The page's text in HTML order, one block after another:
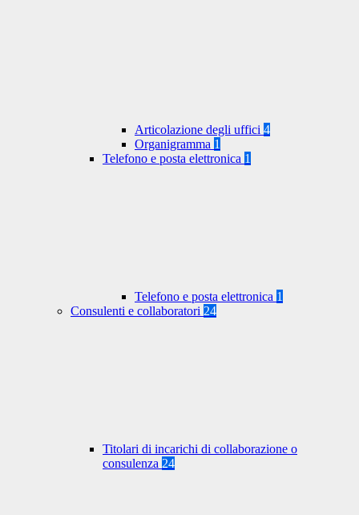
Articolazione degli uffici 4
Organigramma 1
Telefono e posta elettronica 1
Telefono e posta elettronica 1
Consulenti e collaboratori 24
Titolari di incarichi di collaborazione o
consulenza 24